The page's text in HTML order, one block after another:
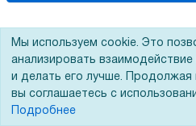
Мы используем cookie. Это
анализировать
и делать его лучше. Продолжая
вы соглашаетесь с
Подробнее